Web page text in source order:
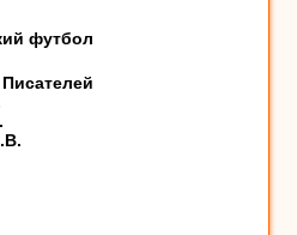
футбол